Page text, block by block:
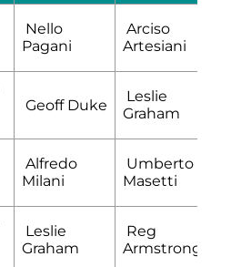
Nello
Pagani
Arciso
Artesiani
Geoff Duke
Leslie
Graham
Alfredo
Milani
Umberto
Masetti
Leslie
Graham
Reg
Armstrong